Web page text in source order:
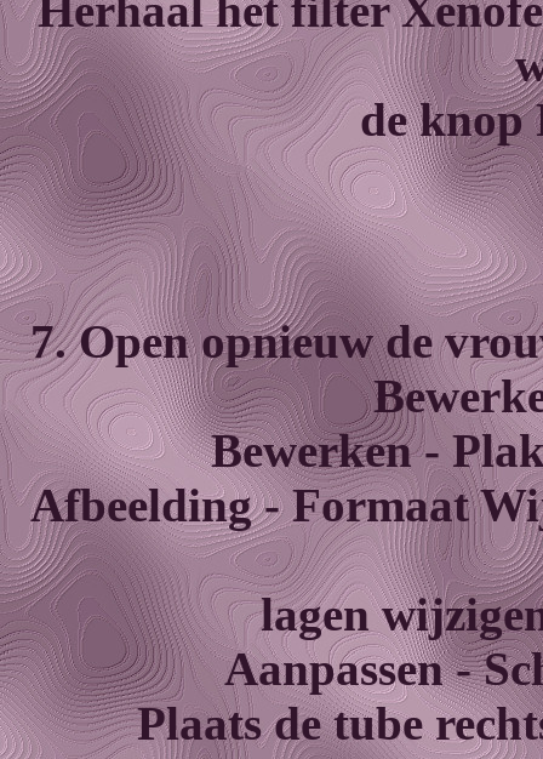
de knop
7. Open opnieuw de
Bewerken -
Afbeelding - Formaat
lagen
Aanpassen -
Plaats de tube